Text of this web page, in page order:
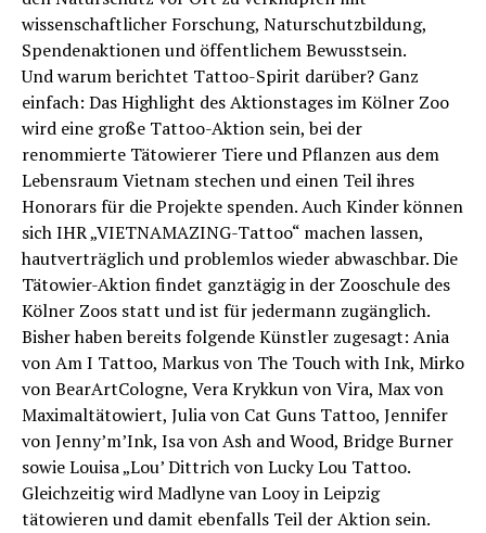
wissenschaftlicher Forschung, Naturschutzbildung,
Spendenaktionen und öffentlichem Bewusstsein.
Und warum berichtet Tattoo-Spirit darüber? Ganz
einfach: Das Highlight des Aktionstages im Kölner Zoo
wird eine große Tattoo-Aktion sein, bei der
renommierte Tätowierer Tiere und Pflanzen aus dem
Lebensraum Vietnam stechen und einen Teil ihres
Honorars für die Projekte spenden. Auch Kinder können
sich IHR „VIETNAMAZING-Tattoo“ machen lassen,
hautverträglich und problemlos wieder abwaschbar. Die
Tätowier-Aktion findet ganztägig in der Zooschule des
Kölner Zoos statt und ist für jedermann zugänglich.
Bisher haben bereits folgende Künstler zugesagt: Ania
von Am I Tattoo, Markus von The Touch with Ink, Mirko
von Bear­ArtCologne, Vera Krykkun von Vira, Max von
Maximaltätowiert, Julia von Cat Guns Tattoo, Jennifer
von Jenny’m’Ink, Isa von Ash and Wood, Bridge Burner
sowie Louisa „Lou’ Dittrich von Lucky Lou Tattoo.
Gleichzeitig wird Madlyne van Looy in Leipzig
tätowieren und damit ebenfalls Teil der Aktion sein.